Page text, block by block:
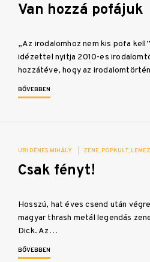
Van hozzá pofájuk
„Az irodalomhoz nem kis pofa
idézettel nyitja 2010-es
hozzátéve, hogy az
BŐVEBBEN
URI DÉNES MIHÁLY ZENE POPKULT
Csak fényt!
Hosszú, hat éves csend után
magyar thrash metál legendás
Dick. Az…
BŐVEBBEN